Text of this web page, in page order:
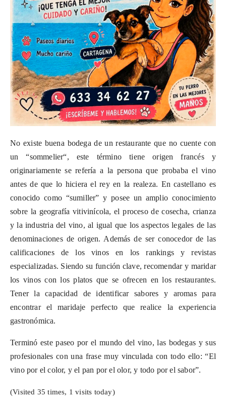
No existe buena bodega de un restaurante que no cuente con
un “sommelier“, este término tiene origen francés y
originariamente se refería a la persona que probaba el vino
antes de que lo hiciera el rey en la realeza. En castellano es
conocido como “sumiller” y posee un amplio conocimiento
sobre la geografía vitivinícola, el proceso de cosecha, crianza
y la industria del vino, al igual que los aspectos legales de las
denominaciones de origen. Además de ser conocedor de las
calificaciones de los vinos en los rankings y revistas
especializadas. Siendo su función clave, recomendar y maridar
los vinos con los platos que se ofrecen en los restaurantes.
Tener la capacidad de identificar sabores y aromas para
encontrar el maridaje perfecto que realice la experiencia
gastronómica.
Terminó este paseo por el mundo del vino, las bodegas y sus
profesionales con una frase muy vinculada con todo ello: “El
vino por el color, y el pan por el olor, y todo por el sabor”.
(Visited 35 times, 1 visits today)